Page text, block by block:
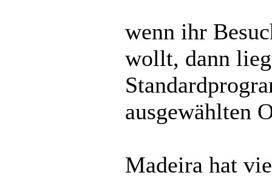
wenn ihr
wollt, dann
ausgewählten
Madeira hat